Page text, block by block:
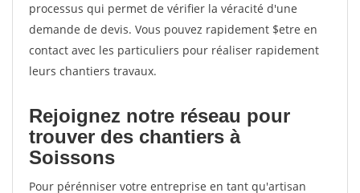
processus qui permet de vérifier la véracité d'une
demande de devis. Vous pouvez rapidement $etre en
contact avec les particuliers pour réaliser rapidement
leurs chantiers travaux.
Rejoignez notre réseau pour
trouver des chantiers à
Soissons
Pour pérénniser votre entreprise en tant qu'artisan